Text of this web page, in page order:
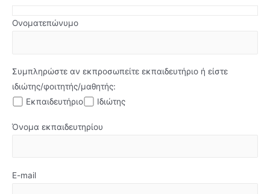
Ονοματεπώνυμο
Συμπληρώστε αν εκπροσωπείτε εκπαιδευτήριο ή είστε
ιδιώτης/φοιτητής/μαθητής:
Εκπαιδευτήριο
Ιδιώτης
Όνομα εκπαιδευτηρίου
E-mail